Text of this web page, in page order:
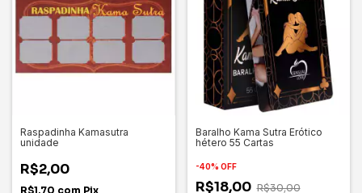
Raspadinha Kamasutra
unidade
R$2,00
R$1,70 com Pix
Baralho Kama Sutra Erótico
hétero 55 Cartas
-40% OFF
R$18,00 R$30,00